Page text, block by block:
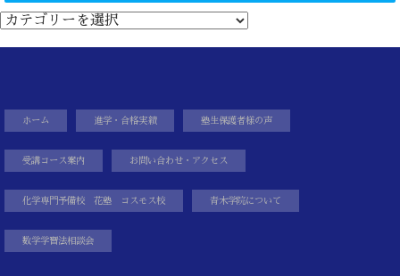
カ
テ
ゴ
ホーム 進学・合格実績 塾生保護者様の声
受講コース案内 お問い合わせ・アクセス
化学専門予備校 花塾 コスモス校 青木学院について
数学学習法相談会